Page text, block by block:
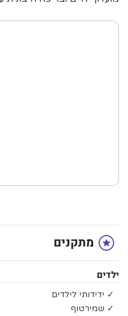
מתקנים
ילדים
✓ ידידותי לילדים
✓ שמירטוף